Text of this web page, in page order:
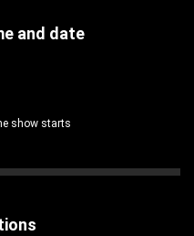
and date
show starts